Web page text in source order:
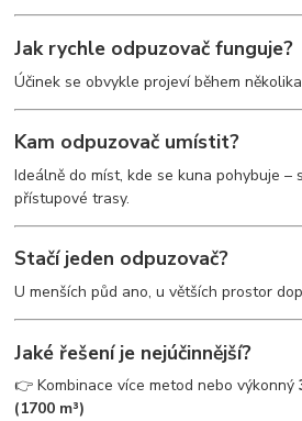
Jak rychle odpuzovač funguje?
Účinek se obvykle projeví během
Kam odpuzovač umístit?
Ideálně do míst, kde se kuna pohybuje –
přístupové trasy.
Stačí jeden odpuzovač?
U menších půd ano, u větších prostor
Jaké řešení je nejúčinnější?
👉 Kombinace více metod nebo výkonný
(1700 m³)